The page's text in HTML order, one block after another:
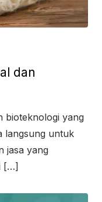
dan
bioteknologi yang
langsung untuk
jasa yang
[…]